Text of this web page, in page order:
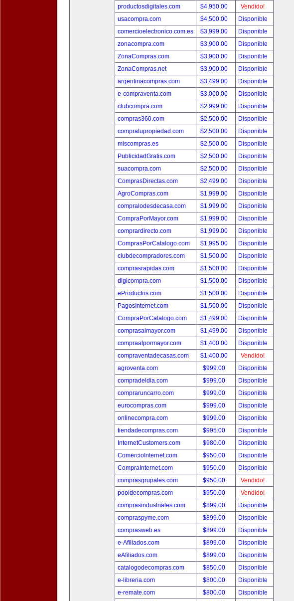
productosdigitales.com
$4,950.00
Vendido!
usacompra.com
$4,500.00
Disponible
comercioelectronico.com.es
$3,999.00
Disponible
zonacompra.com
$3,900.00
Disponible
ZonaCompras.com
$3,900.00
Disponible
ZonaCompras.net
$3,900.00
Disponible
argentinacompras.com
$3,499.00
Disponible
e-compraventa.com
$3,000.00
Disponible
clubcompra.com
$2,999.00
Disponible
compras360.com
$2,500.00
Disponible
compratupropiedad.com
$2,500.00
Disponible
miscompras.es
$2,500.00
Disponible
PublicidadGratis.com
$2,500.00
Disponible
suacompra.com
$2,500.00
Disponible
ComprasDirectas.com
$2,499.00
Disponible
AgroCompras.com
$1,999.00
Disponible
compralodesdecasa.com
$1,999.00
Disponible
CompraPorMayor.com
$1,999.00
Disponible
comprardirecto.com
$1,999.00
Disponible
ComprasPorCatalogo.com
$1,995.00
Disponible
clubdecompradores.com
$1,500.00
Disponible
comprasrapidas.com
$1,500.00
Disponible
digicompra.com
$1,500.00
Disponible
eProductos.com
$1,500.00
Disponible
PagosInternet.com
$1,500.00
Disponible
CompraPorCatalogo.com
$1,499.00
Disponible
comprasalmayor.com
$1,499.00
Disponible
compraalpormayor.com
$1,400.00
Disponible
compraventadecasas.com
$1,400.00
Vendido!
agroventa.com
$999.00
Disponible
compradeldia.com
$999.00
Disponible
compraruncarro.com
$999.00
Disponible
eurocompras.com
$999.00
Disponible
onlinecompra.com
$999.00
Disponible
tiendadecompras.com
$995.00
Disponible
InternetCustomers.com
$980.00
Disponible
ComercioInternet.com
$950.00
Disponible
CompraInternet.com
$950.00
Disponible
comprasgrupales.com
$950.00
Vendido!
pooldecompras.com
$950.00
Vendido!
comprasindustriales.com
$899.00
Disponible
compraspyme.com
$899.00
Disponible
comprasweb.es
$899.00
Disponible
e-Afiliados.com
$899.00
Disponible
eAfiliados.com
$899.00
Disponible
catalogodecompras.com
$850.00
Disponible
e-libreria.com
$800.00
Disponible
e-remate.com
$800.00
Disponible